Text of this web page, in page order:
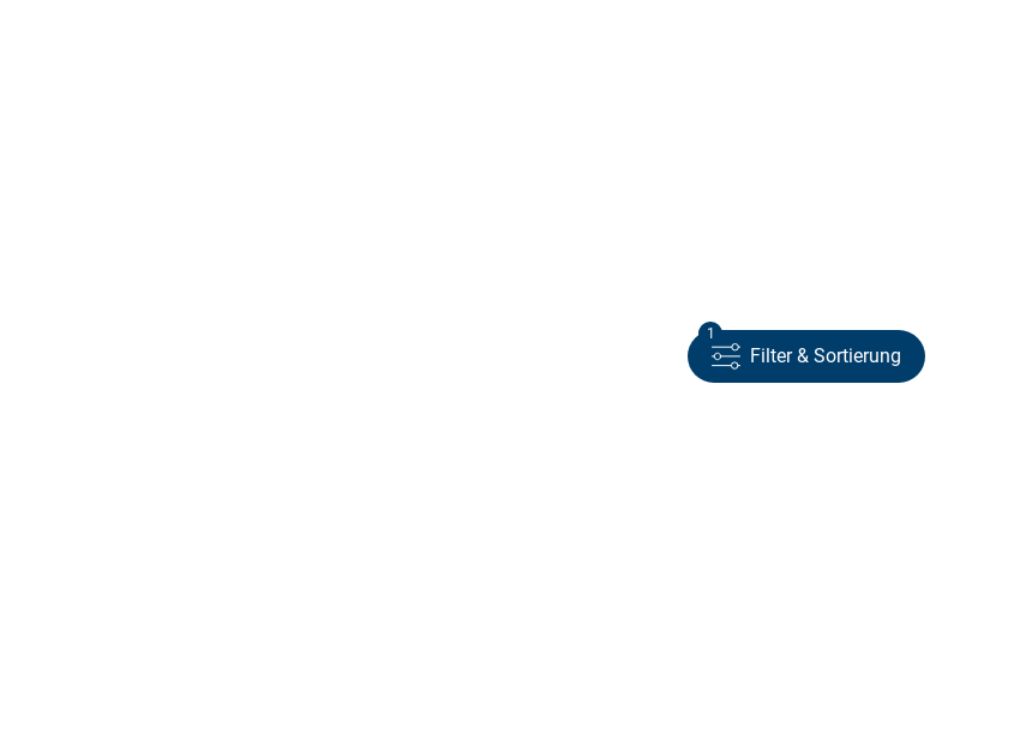
Filter & Sortierung
1